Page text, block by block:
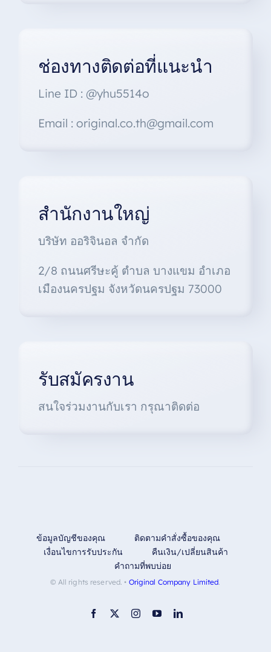
ช่องทางติดต่อที่แนะนำ
Line ID : @yhu5514o
Email : original.co.th@gmail.com
สำนักงานใหญ่
บริษัท ออริจินอล จำกัด
2/8 ถนนศรีษะคู้ ตำบล บางแขม อำเภอ
เมืองนครปฐม จังหวัดนครปฐม 73000
รับสมัครงาน
สนใจร่วมงานกับเรา กรุณาติดต่อ
ข้อมูลบัญชีของคุณ
ติดตามคำสั่งซื้อของคุณ
เงื่อนไขการรับประกัน
คืนเงิน/เปลี่ยนสินค้า
คำถามที่พบบ่อย
© All rights reserved. • Original Company Limited.